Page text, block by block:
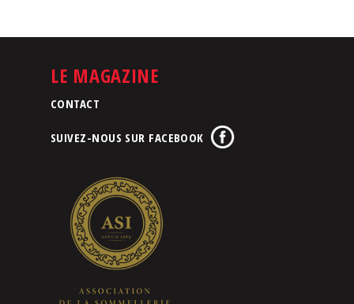
LE MAGAZINE
CONTACT
SUIVEZ-NOUS SUR FACEBOOK